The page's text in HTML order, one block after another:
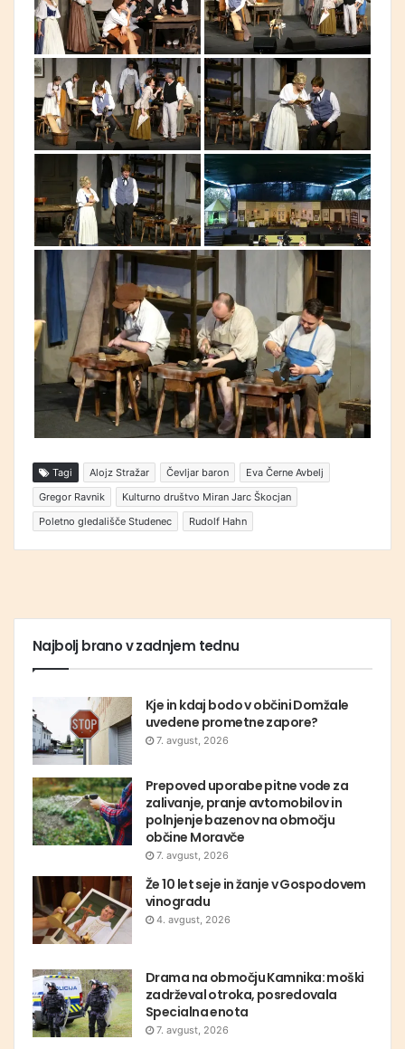
Tagi Alojz Stražar Čevljar baron
Eva Černe Avbelj
Gregor Ravnik
Kulturno društvo Miran Jarc Škocjan
Poletno gledališče Studenec
Rudolf Hahn
Najbolj brano v zadnjem tednu
Kje in kdaj bodo v občini Domžale
uvedene prometne zapore?
7. avgust, 2026
Prepoved uporabe pitne vode za
zalivanje, pranje avtomobilov in
polnjenje bazenov na območju
občine Moravče
7. avgust, 2026
Že 10 let seje in žanje v Gospodovem
vinogradu
4. avgust, 2026
Drama na območju Kamnika: moški
zadrževal otroka, posredovala
Specialna enota
7. avgust, 2026